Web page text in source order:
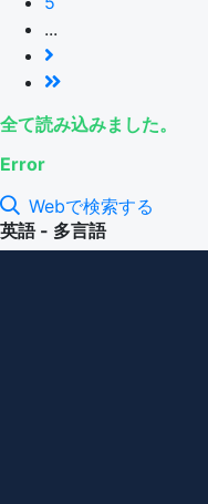
...
全て読み込みました。
Error
Webで検索する
英語 - 多言語